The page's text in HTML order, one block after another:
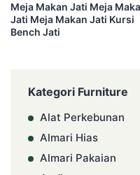
Meja Makan Jati Meja
Jati Meja Makan Jati Kursi
Bench Jati
Kategori Furniture
Alat Perkebunan
Almari Hias
Almari Pakaian